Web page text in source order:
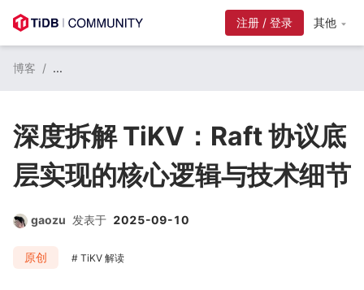
注册 / 登录 其他
博客 / ...
深度拆解 TiKV：Raft 协议底
层实现的核心逻辑与技术细节
gaozu 发表于 2025-09-10
原创 TiKV 解读